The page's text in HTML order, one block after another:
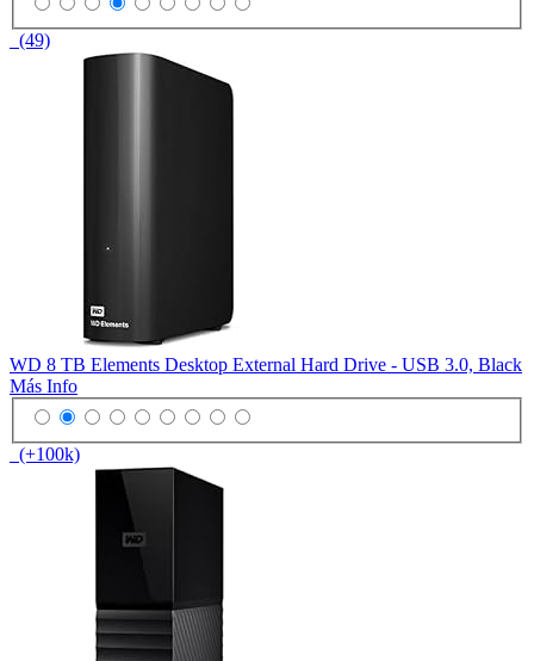
(49)
WD 8 TB Elements Desktop External Hard Drive - USB 3.0, Black
Más Info
(+100k)